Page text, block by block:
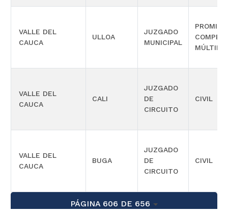
VALLE DEL
CAUCA
ULLOA
JUZGADO
MUNICIPAL
VALLE DEL
CAUCA
CALI
JUZGADO
DE
CIRCUITO
CIVIL
VALLE DEL
CAUCA
BUGA
JUZGADO
DE
CIRCUITO
CIVIL
PÁGINA 606 DE 656